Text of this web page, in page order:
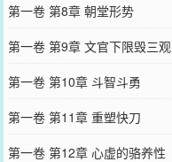
第一卷 第8章 朝堂形势
第一卷 第9章 文官下限毁三观
第一卷 第10章 斗智斗勇
第一卷 第11章 重塑快刀
第一卷 第12章 心虚的骆养性